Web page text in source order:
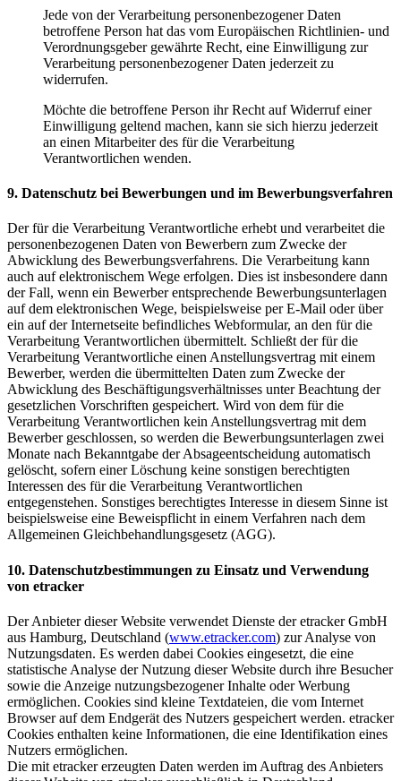
Jede von der Verarbeitung personenbezogener Daten
betroffene Person hat das vom Europäischen Richtlinien- und
Verordnungsgeber gewährte Recht, eine Einwilligung zur
Verarbeitung personenbezogener Daten jederzeit zu
widerrufen.
Möchte die betroffene Person ihr Recht auf Widerruf einer
Einwilligung geltend machen, kann sie sich hierzu jederzeit
an einen Mitarbeiter des für die Verarbeitung
Verantwortlichen wenden.
9. Datenschutz bei Bewerbungen und im Bewerbungsverfahren
Der für die Verarbeitung Verantwortliche erhebt und verarbeitet die
personenbezogenen Daten von Bewerbern zum Zwecke der
Abwicklung des Bewerbungsverfahrens. Die Verarbeitung kann
auch auf elektronischem Wege erfolgen. Dies ist insbesondere dann
der Fall, wenn ein Bewerber entsprechende Bewerbungsunterlagen
auf dem elektronischen Wege, beispielsweise per E-Mail oder über
ein auf der Internetseite befindliches Webformular, an den für die
Verarbeitung Verantwortlichen übermittelt. Schließt der für die
Verarbeitung Verantwortliche einen Anstellungsvertrag mit einem
Bewerber, werden die übermittelten Daten zum Zwecke der
Abwicklung des Beschäftigungsverhältnisses unter Beachtung der
gesetzlichen Vorschriften gespeichert. Wird von dem für die
Verarbeitung Verantwortlichen kein Anstellungsvertrag mit dem
Bewerber geschlossen, so werden die Bewerbungsunterlagen zwei
Monate nach Bekanntgabe der Absageentscheidung automatisch
gelöscht, sofern einer Löschung keine sonstigen berechtigten
Interessen des für die Verarbeitung Verantwortlichen
entgegenstehen. Sonstiges berechtigtes Interesse in diesem Sinne ist
beispielsweise eine Beweispflicht in einem Verfahren nach dem
Allgemeinen Gleichbehandlungsgesetz (AGG).
10. Datenschutzbestimmungen zu Einsatz und Verwendung
von etracker
Der Anbieter dieser Website verwendet Dienste der etracker GmbH
aus Hamburg, Deutschland (www.etracker.com) zur Analyse von
Nutzungsdaten. Es werden dabei Cookies eingesetzt, die eine
statistische Analyse der Nutzung dieser Website durch ihre Besucher
sowie die Anzeige nutzungsbezogener Inhalte oder Werbung
ermöglichen. Cookies sind kleine Textdateien, die vom Internet
Browser auf dem Endgerät des Nutzers gespeichert werden. etracker
Cookies enthalten keine Informationen, die eine Identifikation eines
Nutzers ermöglichen.
Die mit etracker erzeugten Daten werden im Auftrag des Anbieters